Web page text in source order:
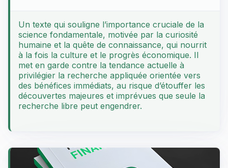
Un texte qui souligne l’importance cruciale de la
science fondamentale, motivée par la curiosité
humaine et la quête de connaissance, qui nourrit
à la fois la culture et le progrès économique. Il
met en garde contre la tendance actuelle à
privilégier la recherche appliquée orientée vers
des bénéfices immédiats, au risque d’étouffer les
découvertes majeures et imprévues que seule la
recherche libre peut engendrer.